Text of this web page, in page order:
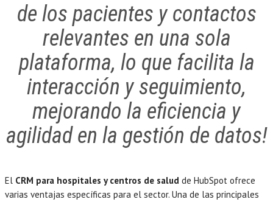
de los pacientes y contactos
relevantes en una sola
plataforma, lo que facilita la
interacción y seguimiento,
mejorando la eficiencia y
agilidad en la gestión de datos!
El CRM para hospitales y centros de salud de HubSpot ofrece
varias ventajas específicas para el sector. Una de las principales